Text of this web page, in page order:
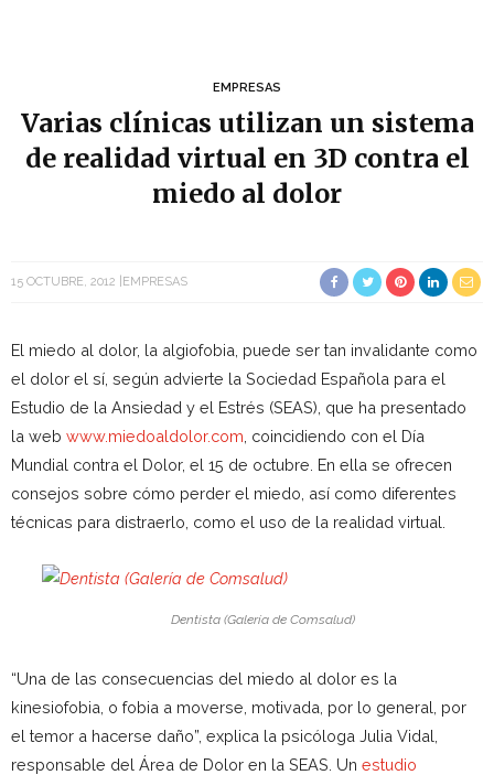
EMPRESAS
Varias clínicas utilizan un sistema
de realidad virtual en 3D contra el
miedo al dolor
15 OCTUBRE, 2012 EMPRESAS
El miedo al dolor, la algiofobia, puede ser tan invalidante como
el dolor el sí, según advierte la Sociedad Española para el
Estudio de la Ansiedad y el Estrés (SEAS), que ha presentado
la web www.miedoaldolor.com , coincidiendo con el Día
Mundial contra el Dolor, el 15 de octubre. En ella se ofrecen
consejos sobre cómo perder el miedo, así como diferentes
técnicas para distraerlo, como el uso de la realidad virtual.
Dentista (Galería de Comsalud)
“Una de las consecuencias del miedo al dolor es la
kinesiofobia, o fobia a moverse, motivada, por lo general, por
el temor a hacerse daño”, explica la psicóloga Julia Vidal,
responsable del Área de Dolor en la SEAS. Un estudio